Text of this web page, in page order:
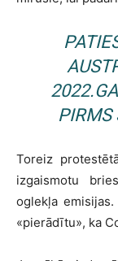
PIRMS
Toreiz
izgaismotu
oglekļa
«pierādītu», ka